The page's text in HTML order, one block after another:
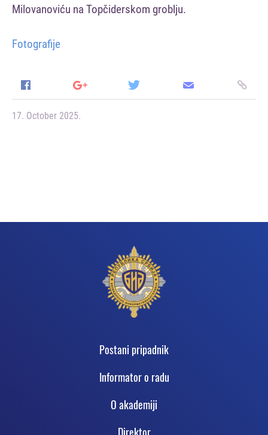
Milovanoviću na Topčiderskom groblju.
Fotografije
17. October 2025.
Postani pripadnik
Informator o radu
O akadеmiji